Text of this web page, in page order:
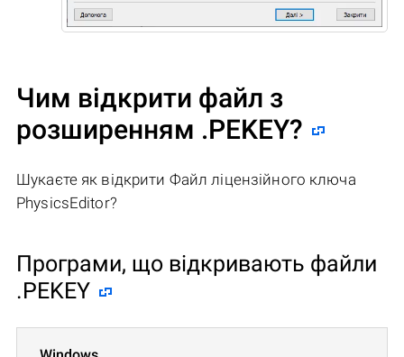
Чим відкрити файл з
розширенням .PEKEY?
Шукаєте як відкрити Файл ліцензійного ключа
PhysicsEditor?
Програми, що відкривають файли
.PEKEY